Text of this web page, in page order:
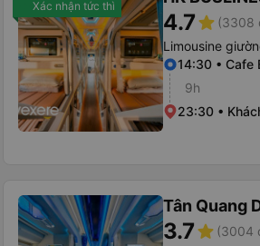
Xác nhận tức thì
4.7star (3308
Limousine
14:30 • Cafe
9h
23:30 •
Tân Quang
3.7star (3004